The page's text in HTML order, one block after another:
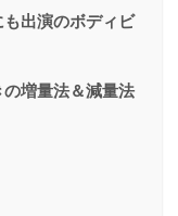
出演のボディビ
増量法＆減量法